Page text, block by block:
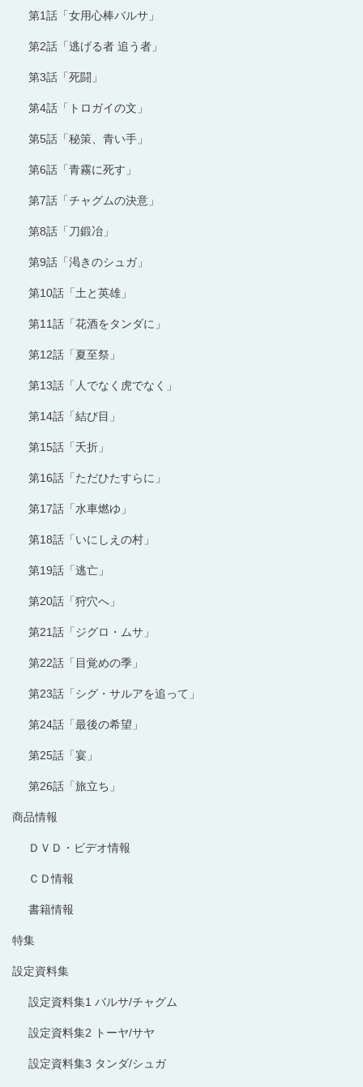
第1話「女用心棒バルサ」
第2話「逃げる者 追う者」
第3話「死闘」
第4話「トロガイの文」
第5話「秘策、青い手」
第6話「青霧に死す」
第7話「チャグムの決意」
第8話「刀鍛冶」
第9話「渇きのシュガ」
第10話「土と英雄」
第11話「花酒をタンダに」
第12話「夏至祭」
第13話「人でなく虎でなく」
第14話「結び目」
第15話「夭折」
第16話「ただひたすらに」
第17話「水車燃ゆ」
第18話「いにしえの村」
第19話「逃亡」
第20話「狩穴へ」
第21話「ジグロ・ムサ」
第22話「目覚めの季」
第23話「シグ・サルアを追って」
第24話「最後の希望」
第25話「宴」
第26話「旅立ち」
商品情報
ＤＶＤ・ビデオ情報
ＣＤ情報
書籍情報
特集
設定資料集
設定資料集1 バルサ/チャグム
設定資料集2 トーヤ/サヤ
設定資料集3 タンダ/シュガ